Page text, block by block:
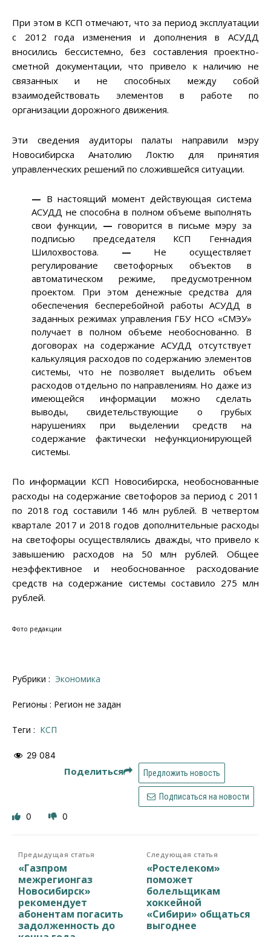
При этом в КСП отмечают, что за период эксплуатации
с 2012 года изменения и дополнения в АСУДД
вносились бессистемно, без составления проектно-
сметной документации, что привело к наличию не
связанных и не способных между собой
взаимодействовать элементов в работе по
организации дорожного движения.
Эти сведения аудиторы палаты направили мэру
Новосибирска Анатолию Локтю для принятия
управленческих решений по сложившейся ситуации.
— В настоящий момент действующая система
АСУДД не способна в полном объеме выполнять
свои функции, — говорится в письме мэру за
подписью председателя КСП Геннадия
Шилохвостова. — Не осуществляет
регулирование светофорных объектов в
автоматическом режиме, предусмотренном
проектом. При этом денежные средства для
обеспечения бесперебойной работы АСУДД в
заданных режимах управления ГБУ НСО «СМЭУ»
получает в полном объеме необоснованно. В
договорах на содержание АСУДД отсутствует
калькуляция расходов по содержанию элементов
системы, что не позволяет выделить объем
расходов отдельно по направлениям. Но даже из
имеющейся информации можно сделать
выводы, свидетельствующие о грубых
нарушениях при выделении средств на
содержание фактически нефункционирующей
системы.
По информации КСП Новосибирска, необоснованные
расходы на содержание светофоров за период с 2011
по 2018 год составили 146 млн рублей. В четвертом
квартале 2017 и 2018 годов дополнительные расходы
на светофоры осуществлялись дважды, что привело к
завышению расходов на 50 млн рублей. Общее
неэффективное и необоснованное расходование
средств на содержание системы составило 275 млн
рублей.
Фото редакции
Рубрики : Экономика
Регионы : Регион не задан
Теги : КСП
29 084
Поделиться Предложить новость
Подписаться на новости
0 0
Предыдущая статья
«Газпром
межрегионгаз
Новосибирск»
рекомендует
абонентам погасить
задолженность до
Следующая статья
«Ростелеком»
поможет
болельщикам
хоккейной
«Сибири» общаться
выгоднее